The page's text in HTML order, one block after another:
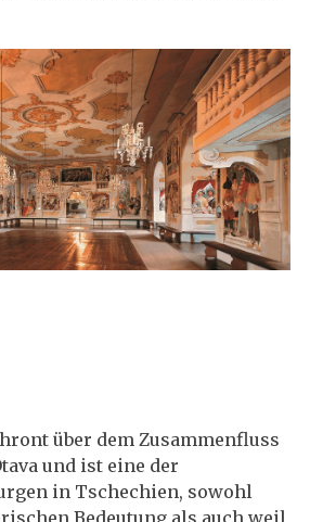
über dem Zusammenfluss
und ist eine der
in Tschechien, sowohl
Bedeutung als auch weil